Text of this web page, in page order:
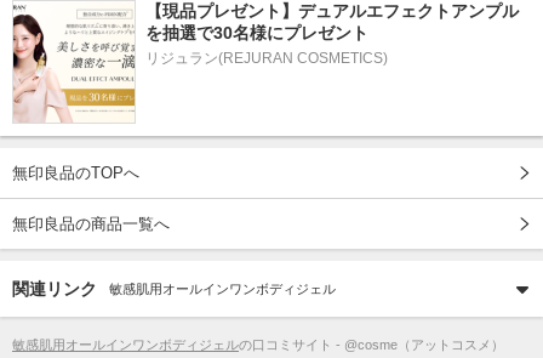
【現品プレゼント】デュアルエフェクトアンプル
を抽選で30名様にプレゼント
リジュラン(REJURAN COSMETICS)
無印良品のTOPへ
無印良品の商品一覧へ
関連リンク 敏感肌用オールインワンボディジェル
敏感肌用オールインワンボディジェルの口コミサイト - @cosme（アットコスメ）